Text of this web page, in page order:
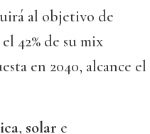
al objetivo de
42% de su mix
en 2040, alcance el
, solar e